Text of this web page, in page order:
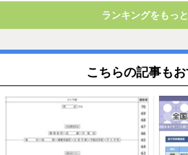
ランキングをもっ
こちらの記事も